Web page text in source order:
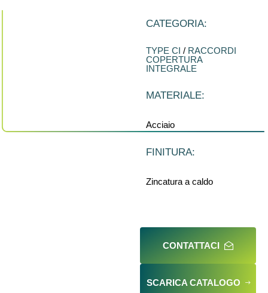
CATEGORIA:
TYPE CI / RACCORDI
COPERTURA
INTEGRALE
MATERIALE:
Acciaio
FINITURA:
Zincatura a caldo
CONTATTACI
SCARICA CATALOGO